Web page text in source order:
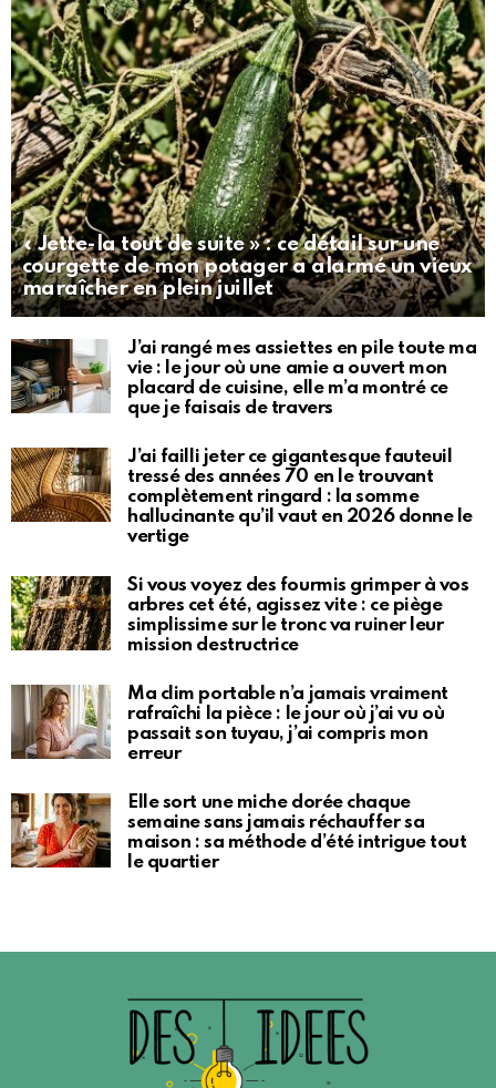
« Jette-la tout de suite » : ce détail sur une
courgette de mon potager a alarmé un vieux
maraîcher en plein juillet
J’ai rangé mes assiettes en pile toute ma
vie : le jour où une amie a ouvert mon
placard de cuisine, elle m’a montré ce
que je faisais de travers
J’ai failli jeter ce gigantesque fauteuil
tressé des années 70 en le trouvant
complètement ringard : la somme
hallucinante qu’il vaut en 2026 donne le
vertige
Si vous voyez des fourmis grimper à vos
arbres cet été, agissez vite : ce piège
simplissime sur le tronc va ruiner leur
mission destructrice
Ma clim portable n’a jamais vraiment
rafraîchi la pièce : le jour où j’ai vu où
passait son tuyau, j’ai compris mon
erreur
Elle sort une miche dorée chaque
semaine sans jamais réchauffer sa
maison : sa méthode d’été intrigue tout
le quartier